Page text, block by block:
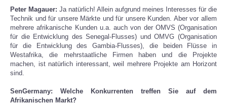
Peter Magauer: Ja natürlich! Allein aufgrund meines Interesses für die
Technik und für unsere Märkte und für unsere Kunden. Aber vor allem
mehrere afrikanische Kunden u.a. auch von der OMVS (Organisation
für die Entwicklung des Senegal-Flusses) und OMVG (Organisation
für die Entwicklung des Gambia-Flusses), die beiden Flüsse in
Westafrika, die mehrstaatliche Firmen haben und die Projekte
machen, ist natürlich interessant, weil mehrere Projekte am Horizont
sind.
SenGermany: Welche Konkurrenten treffen Sie auf dem
Afrikanischen Markt?